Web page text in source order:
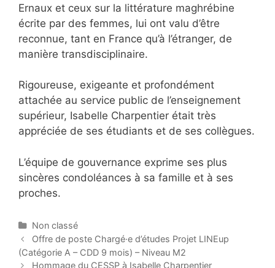
Ernaux et ceux sur la littérature maghrébine
écrite par des femmes, lui ont valu d’être
reconnue, tant en France qu’à l’étranger, de
manière transdisciplinaire.
Rigoureuse, exigeante et profondément
attachée au service public de l’enseignement
supérieur, Isabelle Charpentier était très
appréciée de ses étudiants et de ses collègues.
L’équipe de gouvernance exprime ses plus
sincères condoléances à sa famille et à ses
proches.
C
a
t
e
Non classé
P
o
s
Offre de poste Chargé·e d’études Projet LINEup
(Catégorie A – CDD 9 mois) – Niveau M2
Hommage du CESSP à Isabelle Charpentier